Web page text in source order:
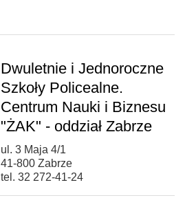
Dwuletnie i Jednoroczne
Szkoły Policealne.
Centrum Nauki i Biznesu
"ŻAK" - oddział Zabrze
ul. 3 Maja 4/1
41-800 Zabrze
tel. 32 272-41-24